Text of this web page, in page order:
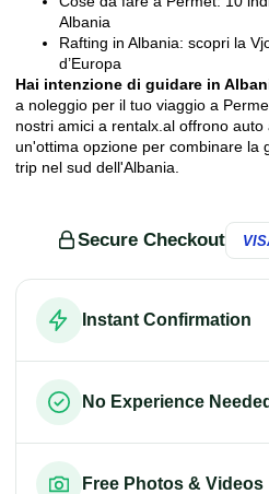
Albania
Rafting in Albania: scopri la
d’Europa
Hai intenzione di guidare in
a noleggio per il tuo viaggio a
nostri amici a rentalx.al offrono
un'ottima opzione per combinare la
trip nel sud dell'Albania.
Secure Checkout
Instant Confirmation
No Experience Needed
Free Photos & Videos